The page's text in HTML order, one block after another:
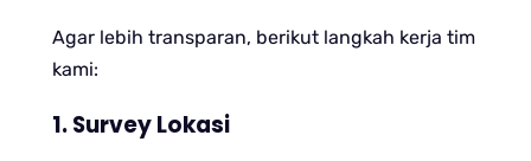
Agar lebih transparan, berikut langkah kerja tim
kami:
1. Survey Lokasi